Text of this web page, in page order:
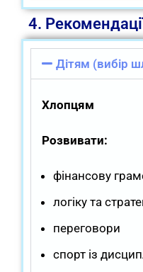
4.
Дітям (вибір
Хлопцям
Розвивати:
фінансову
логіку та
переговори
спорт із